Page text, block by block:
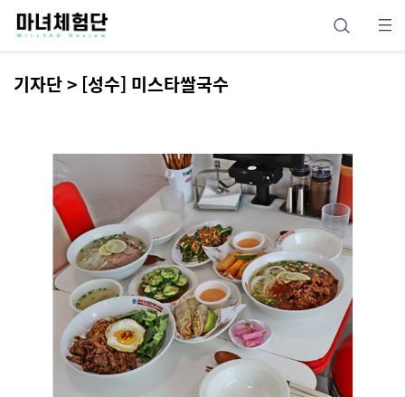
기자단 > [성수] 미스타쌀국수